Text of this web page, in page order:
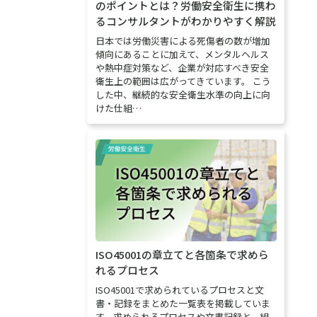
のポイントとは？労働安全衛生に携わ
るコンサルタントがわかりやすく解説
日本では労働災害による死傷者の数が増加
傾向にあることに加えて、メンタルヘルス
や熱中症対策など、企業が対応すべき安全
衛生上の範囲は広がってきています。 こう
した中、継続的な安全衛生水準の向上に向
けた仕組…
ISO45001の章立てと各箇条で求めら
れるプロセス
ISO45001で求められているプロセスと文
書・記録をまとめた一覧表を掲載していま